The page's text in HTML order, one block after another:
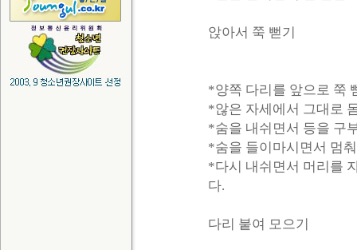
앉아서 쭉 뻗기
*양쪽 다리를 앞으로 쭉
*않은 자세에서 그대로
*숨을 내쉬면서 등을 구
*숨을 들이마시면서 멈
*다시 내쉬면서 머리를
다.
다리 붙여 모으기